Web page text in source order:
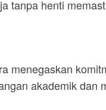
tanpa henti
menegaskan
akademik dan